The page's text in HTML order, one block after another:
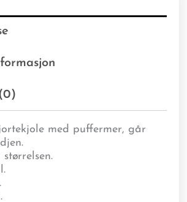
med puffermer, går